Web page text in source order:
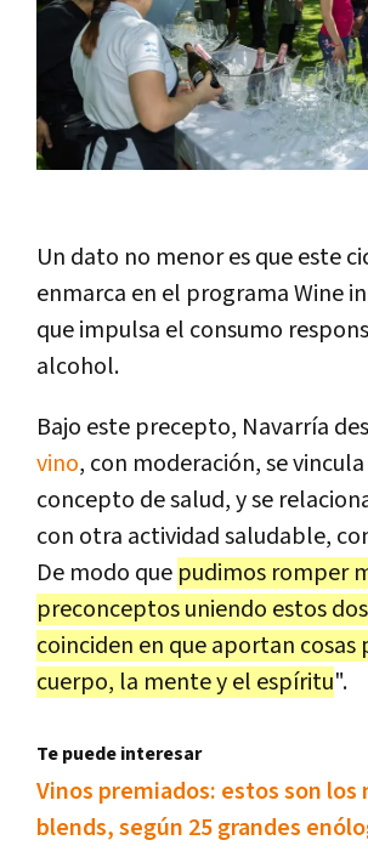
Un dato no menor es que este
enmarca en el programa Wine
que impulsa el consumo
alcohol.
Bajo este precepto, Navarría
vino, con moderación, se vincula
concepto de salud, y se
con otra actividad saludable,
De modo que pudimos romper
preconceptos uniendo estos
coinciden en que aportan cosas
cuerpo, la mente y el espíritu".
Te puede interesar
Vinos premiados: estos son los
blends, según 25 grandes